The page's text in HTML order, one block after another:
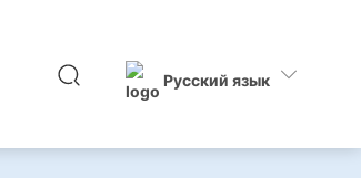
Русский язык